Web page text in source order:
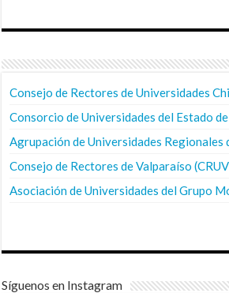
Consejo de Rectores de Universidades
Consorcio de Universidades del Estado
Agrupación de Universidades Regionales
Consejo de Rectores de Valparaíso
Asociación de Universidades del Grupo
Síguenos en Instagram